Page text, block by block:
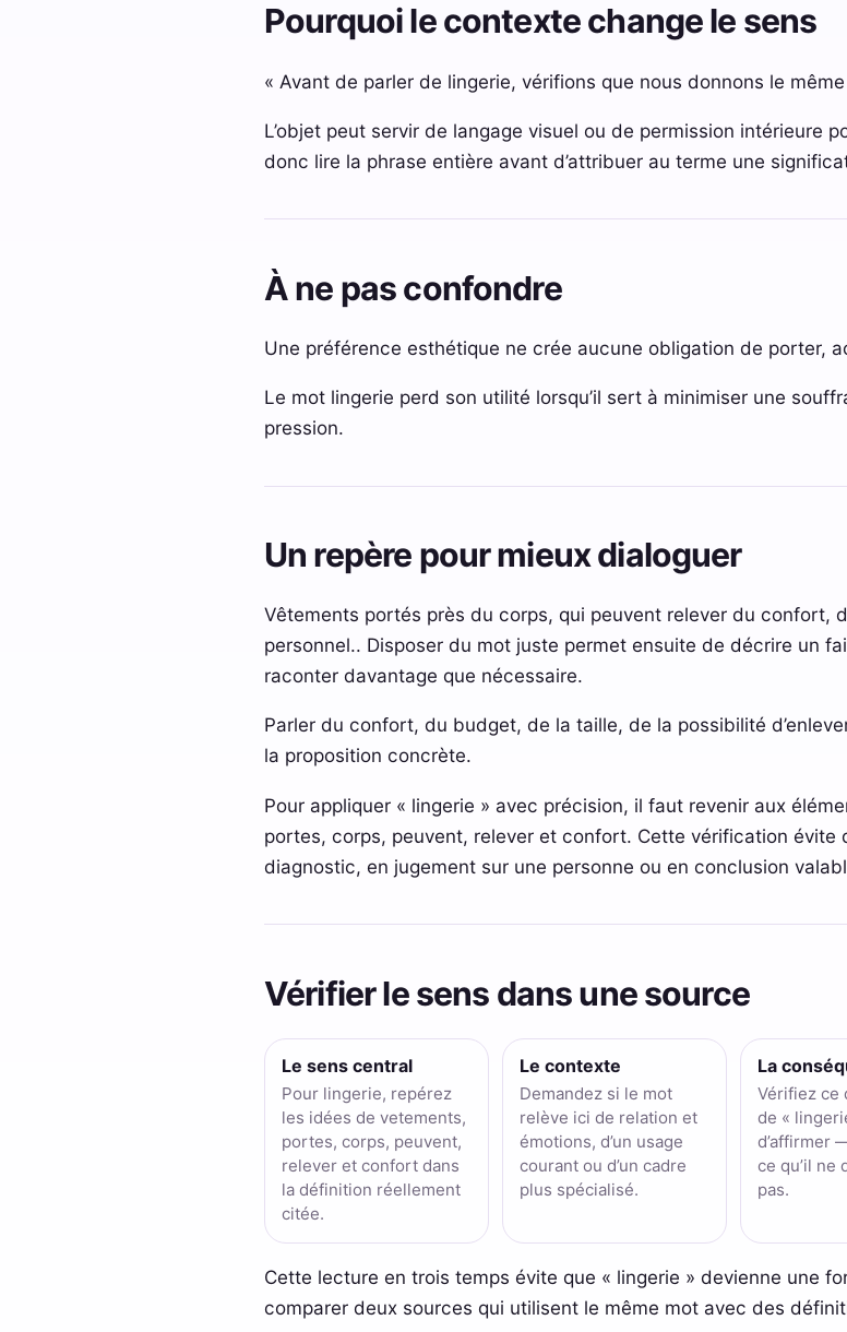
Pourquoi le contexte change le sens
« Avant de parler de lingerie, vérifions que nous donnons le
L’objet peut servir de langage visuel ou de permission intérieure
donc lire la phrase entière avant d’attribuer au terme une
À ne pas confondre
Une préférence esthétique ne crée aucune obligation de porter,
Le mot lingerie perd son utilité lorsqu’il sert à minimiser une
pression.
Un repère pour mieux dialoguer
Vêtements portés près du corps, qui peuvent relever du confort,
personnel.. Disposer du mot juste permet ensuite de décrire un
raconter davantage que nécessaire.
Parler du confort, du budget, de la taille, de la possibilité
la proposition concrète.
Pour appliquer « lingerie » avec précision, il faut revenir aux
portes, corps, peuvent, relever et confort. Cette vérification
diagnostic, en jugement sur une personne ou en conclusion
Vérifier le sens dans une source
Le sens central
Pour lingerie, repérez
les idées de vetements,
portes, corps, peuvent,
relever et confort dans
la définition réellement
citée.
Le contexte
Demandez si le mot
relève ici de relation et
émotions, d’un usage
courant ou d’un cadre
plus spécialisé.
La
Vérifiez ce
de «
d’affirmer
ce qu’il ne
pas.
Cette lecture en trois temps évite que « lingerie » devienne une
comparer deux sources qui utilisent le même mot avec des